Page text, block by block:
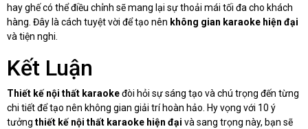
hay ghế có thể điều chỉnh sẽ mang lại sự thoải mái tối đa cho khách
hàng. Đây là cách tuyệt vời để tạo nên không gian karaoke hiện đại
và tiện nghi.
Kết Luận
Thiết kế nội thất karaokeđòi hỏi sự sáng tạo và chú trọng đến từng
chi tiết để tạo nên không gian giải trí hoàn hảo. Hy vọng với 10 ý
tưởng thiết kế nội thất karaoke hiện đại và sang trọng này, bạn sẽ